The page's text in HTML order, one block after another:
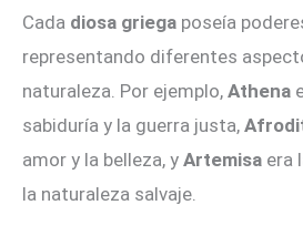
Cada diosa griega poseía
representando diferentes
naturaleza. Por ejemplo, Athena
sabiduría y la guerra justa,
amor y la belleza, y Artemisa era
la naturaleza salvaje.